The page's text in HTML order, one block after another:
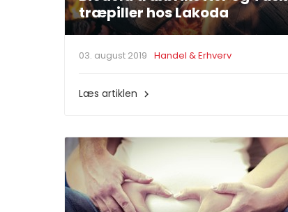
træpiller hos Lakoda
03. august 2019 Handel & Erhverv
Læs artiklen 